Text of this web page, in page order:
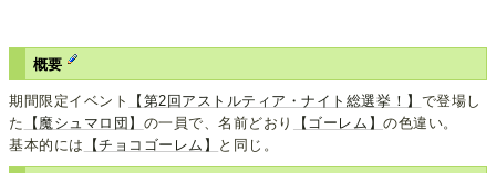
概要
期間限定イベント 【第2回アストルティア・ナイト総選挙！】 で登場し
た
【魔シュマロ団】 の一員で、名前どおり 【ゴーレム】の色違い。
基本的には
【チョコゴーレム】 と同じ。